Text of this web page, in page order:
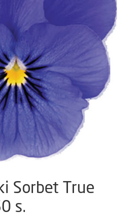
Sorbet True
s.